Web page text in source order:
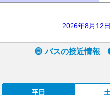
2026年8月12
バスの接近情報
平日